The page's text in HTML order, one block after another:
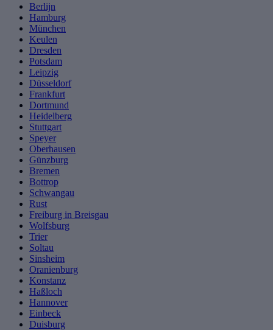
Berlijn
Hamburg
München
Keulen
Dresden
Potsdam
Leipzig
Düsseldorf
Frankfurt
Dortmund
Heidelberg
Stuttgart
Speyer
Oberhausen
Günzburg
Bremen
Bottrop
Schwangau
Rust
Freiburg in Breisgau
Wolfsburg
Trier
Soltau
Sinsheim
Oranienburg
Konstanz
Haßloch
Hannover
Einbeck
Duisburg